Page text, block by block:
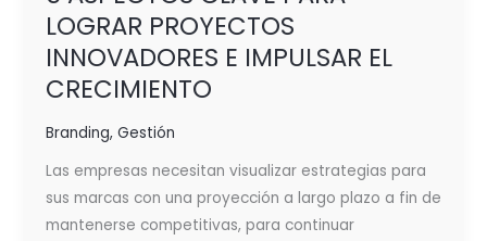
LOGRAR PROYECTOS
INNOVADORES E IMPULSAR EL
CRECIMIENTO
Branding, Gestión
Las empresas necesitan visualizar estrategias para
sus marcas con una proyección a largo plazo a fin de
mantenerse competitivas, para continuar
PARA
LOGRAR
PROYECTOS
INNOVADORES
E